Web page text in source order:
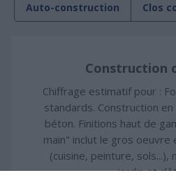
Auto-construction Clos
Construction
Chiffrage estimatif pour :
standards. Construction
béton. Finitions haut de
main" inclut le gros oeuvre
(cuisine, peinture, sols...),
jardin et